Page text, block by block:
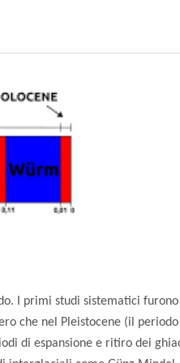
I primi studi sistematici
che nel Pleistocene (il
di espansione e ritiro dei